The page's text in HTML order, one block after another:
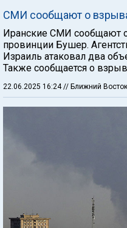
СМИ сообщают о
Иранские СМИ сообщают
провинции Бушер.
Израиль атаковал два
Также сообщается о
22.06.2025 16:24// Ближний Восток